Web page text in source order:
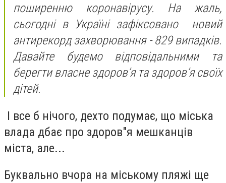
поширенню коронавірусу. На жаль,
сьогодні в Україні зафіксовано новий
антирекорд захворювання - 829 випадків.
Давайте будемо відповідальними та
берегти власне здоров’я та здоров’я своїх
дітей.
І все б нічого, дехто подумає, що міська
влада дбає про здоров"я мешканців
міста, але...
Буквально вчора на міському пляжі ще